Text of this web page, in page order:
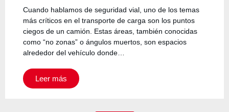
Cuando hablamos de seguridad vial, uno de los temas
más críticos en el transporte de carga son los puntos
ciegos de un camión. Estas áreas, también conocidas
como “no zonas” o ángulos muertos, son espacios
alrededor del vehículo donde…
Leer más